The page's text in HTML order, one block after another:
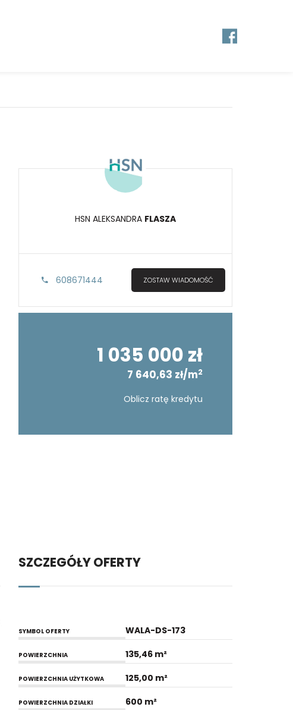
HSN ALEKSANDRA FLASZA
608671444 ZOSTAW WIADOMOŚĆ
1 035 000 zł
7 640,63 zł/m2
Oblicz ratę kredytu
SZCZEGÓŁY OFERTY
SYMBOL OFERTY WALA-DS-173
POWIERZCHNIA 135,46 m²
POWIERZCHNIA UŻYTKOWA 125,00 m²
POWIERZCHNIA DZIAŁKI 600 m²